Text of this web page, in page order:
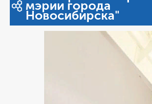
мэрии города
Новосибирска"